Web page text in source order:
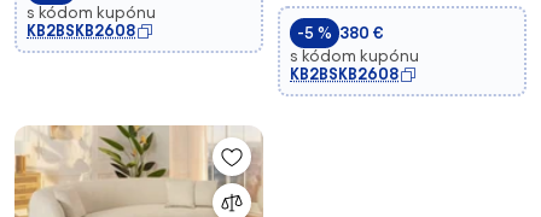
s kódom kupónu
KB2BSKB2608
-5 % 380 €
s kódom kupónu
KB2BSKB2608